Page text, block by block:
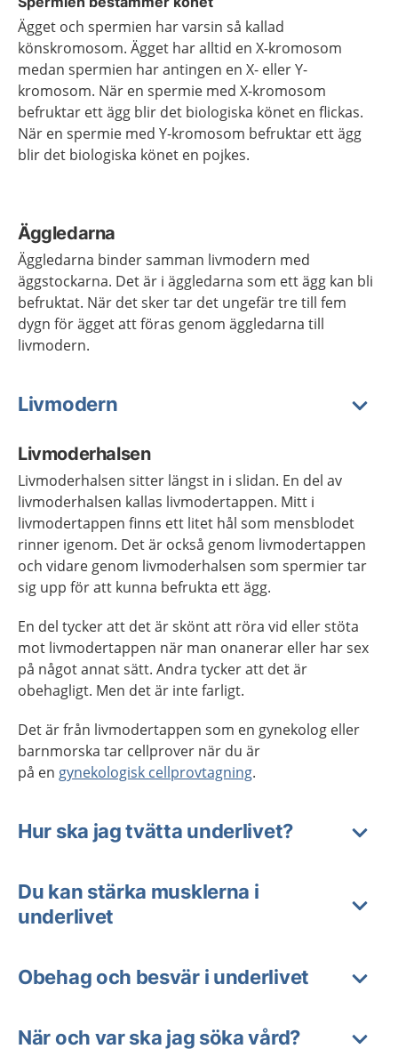
Ägget och spermien har varsin så kallad
könskromosom. Ägget har alltid en X-kromosom
medan spermien har antingen en X- eller Y-
kromosom. När en spermie med X-kromosom
befruktar ett ägg blir det biologiska könet en flickas.
När en spermie med Y-kromosom befruktar ett ägg
blir det biologiska könet en pojkes.
Äggledarna
Äggledarna binder samman livmodern med
äggstockarna. Det är i äggledarna som ett ägg kan bli
befruktat. När det sker tar det ungefär tre till fem
dygn för ägget att föras genom äggledarna till
livmodern.
Livmodern
Livmoderhalsen
Livmoderhalsen sitter längst in i slidan. En del av
livmoderhalsen kallas livmodertappen. Mitt i
livmodertappen finns ett litet hål som mensblodet
rinner igenom. Det är också genom livmodertappen
och vidare genom livmoderhalsen som spermier tar
sig upp för att kunna befrukta ett ägg.
En del tycker att det är skönt att röra vid eller stöta
mot livmodertappen när man onanerar eller har sex
på något annat sätt. Andra tycker att det är
obehagligt. Men det är inte farligt.
Det är från livmodertappen som en gynekolog eller
barnmorska tar cellprover när du är
på en gynekologisk cellprovtagning.
Hur ska jag tvätta underlivet?
Du kan stärka musklerna i
underlivet
Obehag och besvär i underlivet
När och var ska jag söka vård?